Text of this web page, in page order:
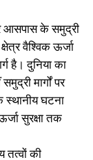
आसपास के समुद्री
वैश्विक ऊर्जा
है। दुनिया का
मार्गों पर
स्थानीय घटना
सुरक्षा तक
तत्वों की